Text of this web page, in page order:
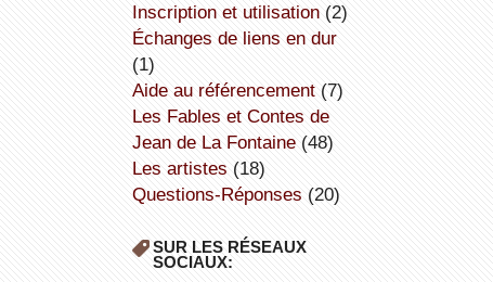
inscription et utilisation(2)
échanges de liens en dur
(1)
aide au référencement(7)
Les Fables et Contes de
Jean de La Fontaine(48)
Les artistes (18)
Questions-Réponses (20)
SUR LES RÉSEAUX
SOCIAUX: